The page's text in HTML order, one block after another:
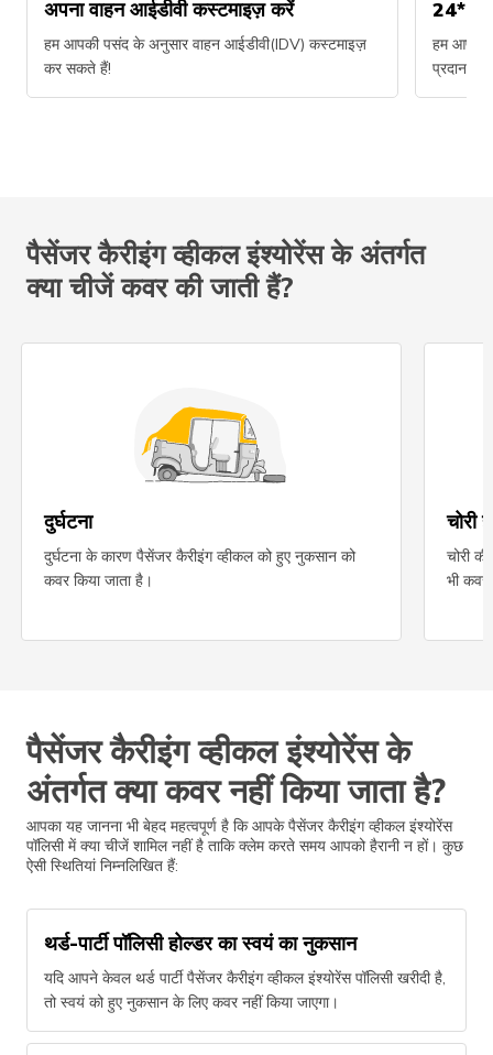
अपना वाहन आईडीवी कस्टमाइज़ करें
हम आपकी पसंद के अनुसार वाहन आईडीवी(IDV) कस्टमाइज़
कर सकते हैं!
24*7
हम आपको
प्रदान
पैसेंजर कैरीइंग व्हीकल इंश्योरेंस के अंतर्गत
क्या चीजें कवर की जाती हैं?
दुर्घटना
दुर्घटना के कारण पैसेंजर कैरीइंग व्हीकल को हुए नुकसान को
कवर किया जाता है।
चोरी
चोरी
भी कवर
पैसेंजर कैरीइंग व्हीकल इंश्योरेंस के
अंतर्गत क्या कवर नहीं किया जाता है?
आपका यह जानना भी बेहद महत्वपूर्ण है कि आपके पैसेंजर कैरीइंग व्हीकल इंश्योरेंस
पॉलिसी में क्या चीजें शामिल नहीं है ताकि क्लेम करते समय आपको हैरानी न हों। कुछ
ऐसी स्थितियां निम्नलिखित हैं:
थर्ड-पार्टी पॉलिसी होल्डर का स्वयं का नुकसान
यदि आपने केवल थर्ड पार्टी पैसेंजर कैरीइंग व्हीकल इंश्योरेंस पॉलिसी खरीदी है,
तो स्वयं को हुए नुकसान के लिए कवर नहीं किया जाएगा।